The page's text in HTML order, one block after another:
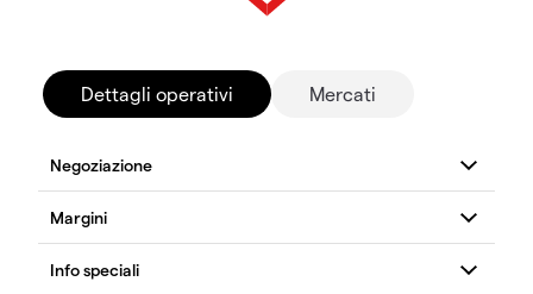
Dettagli operativi Mercati